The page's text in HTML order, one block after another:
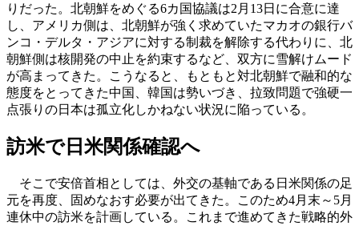
りだった。北朝鮮をめぐる6カ国協議は2月13日に合意に達
し、アメリカ側は、北朝鮮が強く求めていたマカオの銀行バ
ンコ・デルタ・アジアに対する制裁を解除する代わりに、北
朝鮮側は核開発の中止を約束するなど、双方に雪解けムード
が高まってきた。こうなると、もともと対北朝鮮で融和的な
態度をとってきた中国、韓国は勢いづき、拉致問題で強硬一
点張りの日本は孤立化しかねない状況に陥っている。
訪米で日米関係確認へ
そこで安倍首相としては、外交の基軸である日米関係の足
元を再度、固めなおす必要が出てきた。このため4月末～5月
連休中の訪米を計画している。これまで進めてきた戦略的外